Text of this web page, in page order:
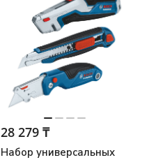
28 279 ₸
Набор универсальных